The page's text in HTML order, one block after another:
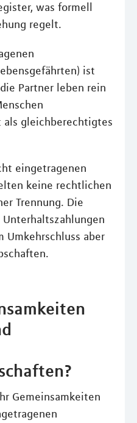
was formell
regelt.
ist
Partner leben rein
als gleichberechtigtes
eingetragenen
keine rechtlichen
Trennung. Die
Umkehrschluss aber
Gemeinsamkeiten